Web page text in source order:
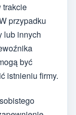
trakcie
przypadku
lub innych
być
istnieniu firmy.